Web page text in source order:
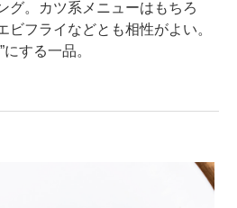
グ。カツ系メニューはもちろ
ビフライなどとも相性がよい。
する一品。